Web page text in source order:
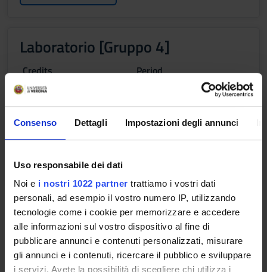
Consenso Dettagli Impostazioni degli annunci
Uso responsabile dei dati
Noi e i nostri 1022 partner trattiamo i vostri dati
personali, ad esempio il vostro numero IP, utilizzando
tecnologie come i cookie per memorizzare e accedere
alle informazioni sul vostro dispositivo al fine di
pubblicare annunci e contenuti personalizzati, misurare
gli annunci e i contenuti, ricercare il pubblico e sviluppare
i servizi. Avete la possibilità di scegliere chi utilizza i
Laboratorio [Gruppo 4]
Credits
1
Period
Academic staff
Federica Valbusa
Lessons timetable
Learning objectives
The goal of the course is to develop a pedagogical knowledge
about planning, negotiating day to day classroom activity,
motivating students and evaluating educational practices for
children in pre-primary school and primary school. These